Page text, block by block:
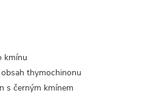
kmínu
thymochinonu
s černým kmínem